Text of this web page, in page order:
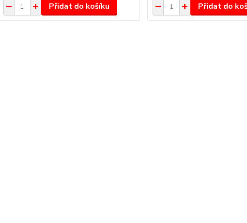
Přidat do košíku Přidat do